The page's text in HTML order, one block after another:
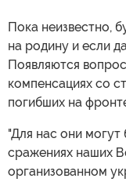
Пока неизвестно,
на родину и если
Появляются
компенсациях со
погибших на
"Для нас они могут
сражениях наших
организованном